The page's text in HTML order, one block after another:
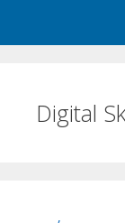
Digital